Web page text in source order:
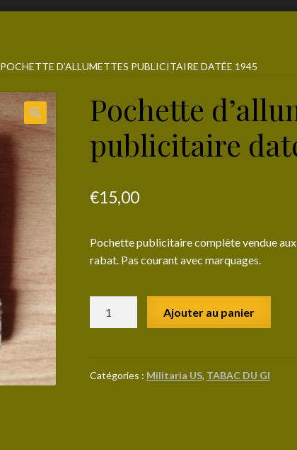
POCHETTE D’ALLUMETTES PUBLICITAIRE DATÉE 1945
Pochette
publicitaire
€15,00
Pochette publicitaire complète vendue
rabat. Pas courant avec marquages.
publicitaire
Ajouter au panier
Catégories : Militaria US, TABAC DU GI